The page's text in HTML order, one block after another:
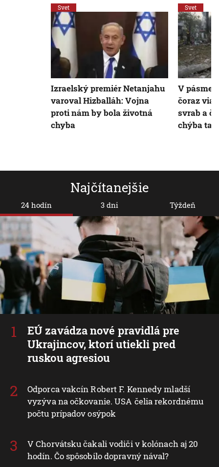
Najčítanejšie
24 hodín
EÚ zavádza nové pravidlá pre
Ukrajincov, ktorí utiekli pred
ruskou agresiou
Odporca vakcín Robert F. Kennedy mladší
vyzýva na očkovanie. USA čelia rekordnému
počtu prípadov osýpok
V Chorvátsku čakali vodiči v kolónach aj 20
hodín. Čo spôsobilo dopravný nával?
3 dni Týždeň
Svet
Izraelský premiér Netanjahu
varoval Hizballáh: Vojna
proti nám by bola životná
chyba
Svet
V pásme
čoraz
svrab a
chýba